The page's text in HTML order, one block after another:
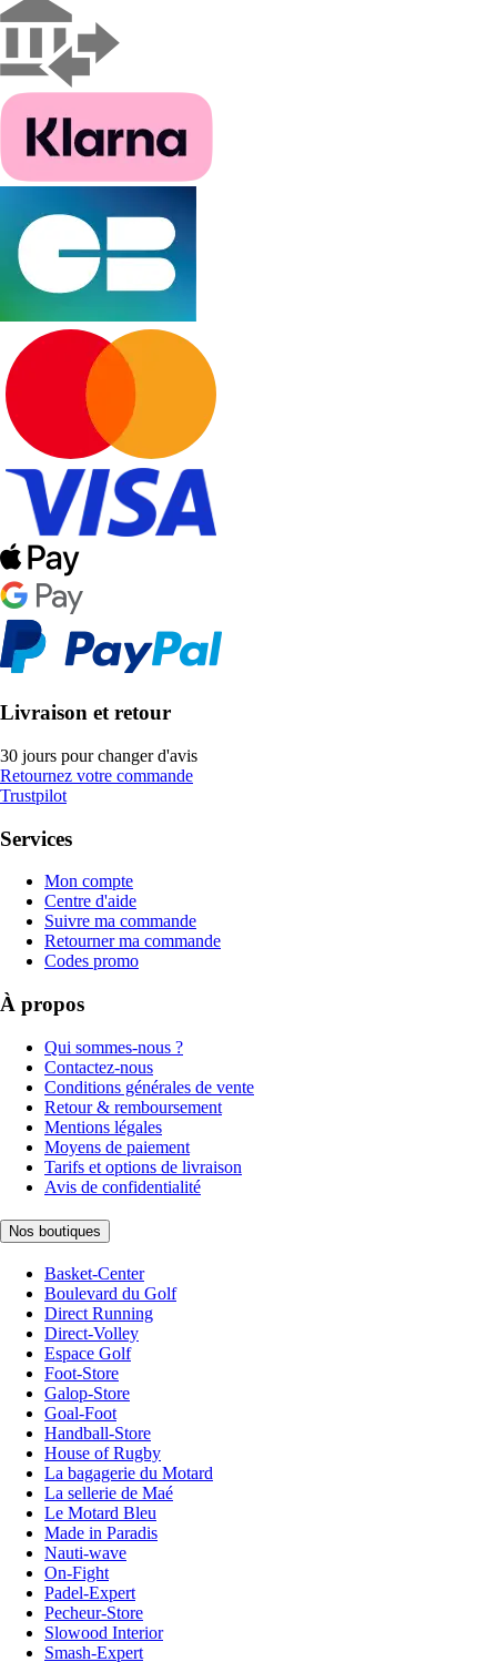
Livraison et retour
30 jours pour changer d'avis
Retournez votre commande
Trustpilot
Services
Mon compte
Centre d'aide
Suivre ma commande
Retourner ma commande
Codes promo
À propos
Qui sommes-nous ?
Contactez-nous
Conditions générales de vente
Retour & remboursement
Mentions légales
Moyens de paiement
Tarifs et options de livraison
Avis de confidentialité
Nos boutiques
Basket-Center
Boulevard du Golf
Direct Running
Direct-Volley
Espace Golf
Foot-Store
Galop-Store
Goal-Foot
Handball-Store
House of Rugby
La bagagerie du Motard
La sellerie de Maé
Le Motard Bleu
Made in Paradis
Nauti-wave
On-Fight
Padel-Expert
Pecheur-Store
Slowood Interior
Smash-Expert